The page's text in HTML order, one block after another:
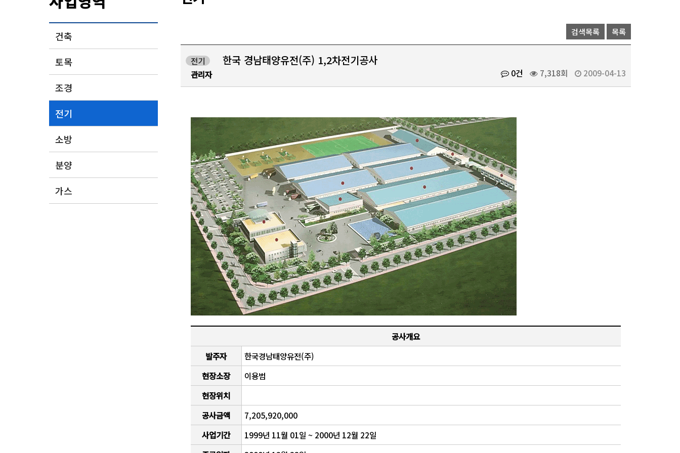
건축
토목
조경
전기
소방
분양
가스
검색목록 목록
전기 한국 경남태양유전(주) 1,2차전기공사
관리자 0건 7,318회 2009-04-13
공사개요
발주자
한국경남태양유전(주)
현장소장
이용범
현장위치
공사금액
7,205,920,000
사업기간
1999년 11월 01일 ~ 2000년 12월 22일